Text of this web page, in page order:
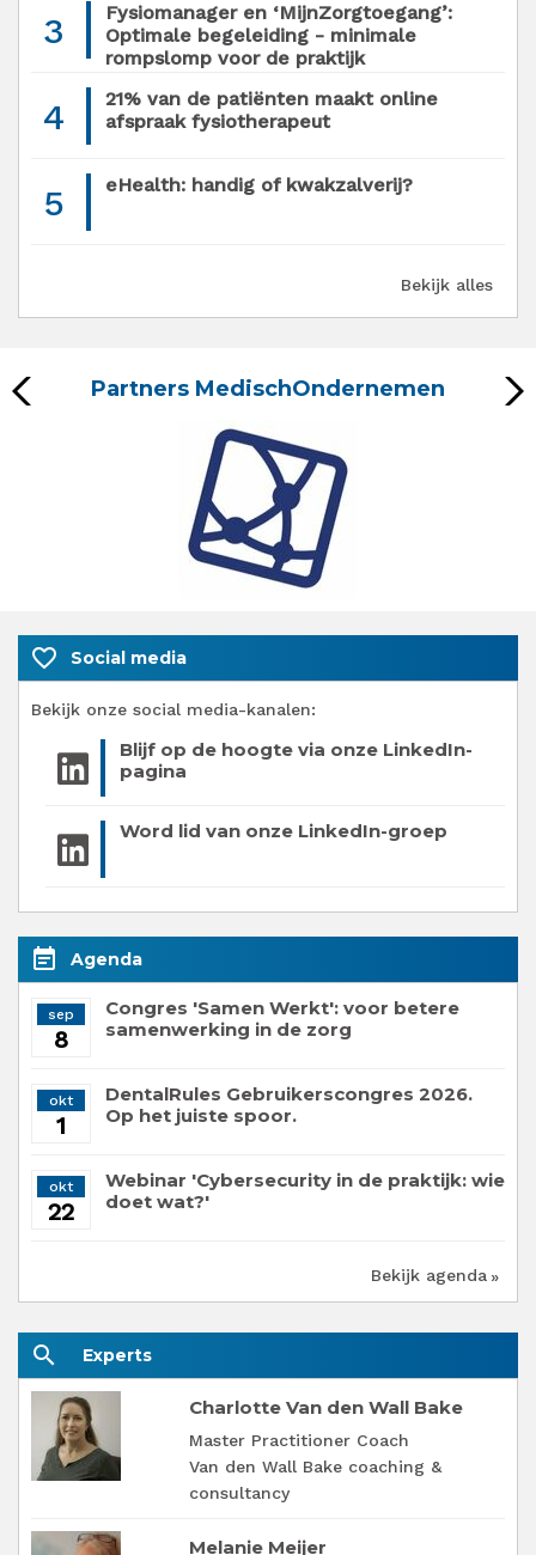
3
Fysiomanager en ‘MijnZorgtoegang’:
Optimale begeleiding - minimale
rompslomp voor de praktijk
4
21% van de patiënten maakt online
afspraak fysiotherapeut
5 eHealth: handig of kwakzalverij?
Bekijk alles
Partners MedischOndernemen
favorite_border Social media
Bekijk onze social media-kanalen:
Blijf op de hoogte via onze LinkedIn-
pagina
Word lid van onze LinkedIn-groep
event_note Agenda
sep
8
Congres 'Samen Werkt': voor betere
samenwerking in de zorg
okt
1
DentalRules Gebruikerscongres 2026.
Op het juiste spoor.
okt
22
Webinar 'Cybersecurity in de praktijk: wie
doet wat?'
Bekijk agenda
search Experts
Charlotte Van den Wall Bake
Master Practitioner Coach
Van den Wall Bake coaching &
consultancy
Melanie Meijer